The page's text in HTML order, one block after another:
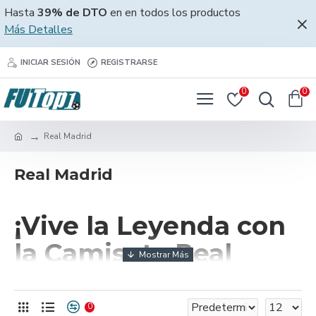
Hasta 39% de DTO en en todos los productos
Más Detalles
INICIAR SESIÓN REGISTRARSE
0 0
Real Madrid
Real Madrid
¡Vive la Leyenda con
la Camiseta Real
0